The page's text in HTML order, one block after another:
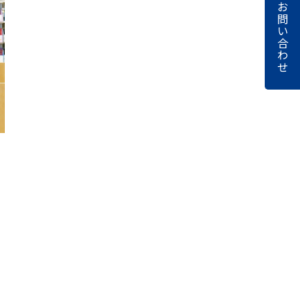
お問い合わせ